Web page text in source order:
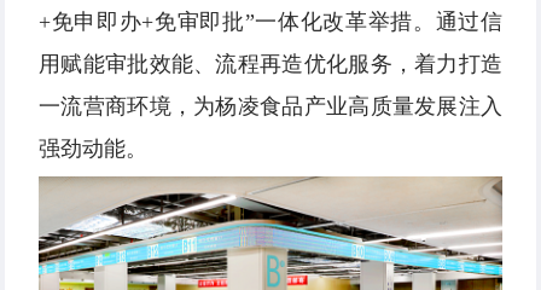
+免申即办+免审即批”一体化改革举措。通过信
用赋能审批效能、流程再造优化服务，着力打造
一流营商环境，为杨凌食品产业高质量发展注入
强劲动能。